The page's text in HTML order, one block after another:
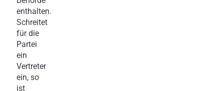
enthalten.
Schreitet
für die
Partei
ein
Vertreter
ein, so
ist